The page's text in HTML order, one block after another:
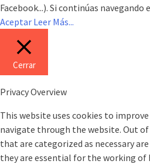
Facebook...). Si continúas navegando
Aceptar Leer Más...
Cerrar
Privacy Overview
This website uses cookies to
navigate through the website. Out
that are categorized as necessary
they are essential for the working